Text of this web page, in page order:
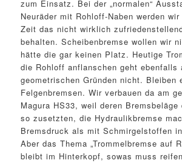
zum Einsatz. Bei der „normalen“
Neuräder mit Rohloff-Naben werden
Zeit das nicht wirklich
behalten. Scheibenbremse wollen wir
hätte die gar keinen Platz. Heutige
die Rohloff anflanschen geht ebenfalls
geometrischen Gründen nicht. Bleiben
Felgenbremsen. Wir verbauen da am
Magura HS33, weil deren
so zusetzten, die Hydraulikbremse
Bremsdruck als mit Schmirgelstoffen
Aber das Thema „Trommelbremse auf
bleibt im Hinterkopf, sowas muss